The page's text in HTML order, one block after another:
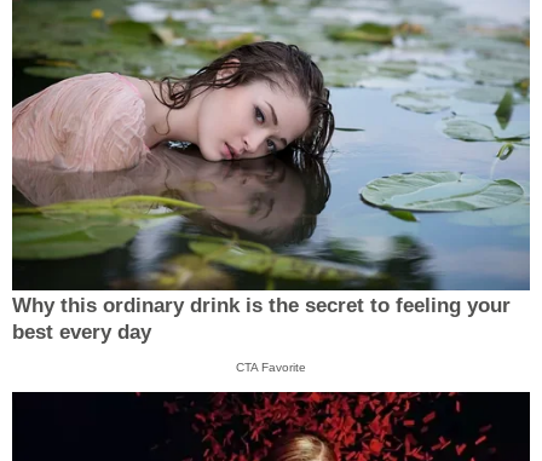
Why this ordinary drink is the secret to feeling your
best every day
CTA Favorite